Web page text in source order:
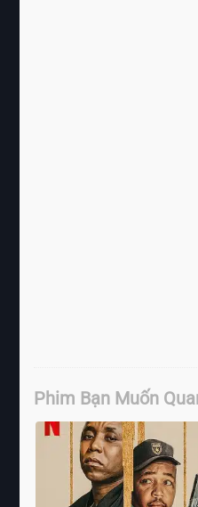
Phim Bạn Muốn